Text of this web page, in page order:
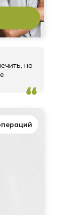
но
Клиника уютная, просторная, улыбчивый и отзывчивый персонал. Очень комфортное лечение, профессиональные специалисты. Стоит отметить хорошее оборудование, качественные